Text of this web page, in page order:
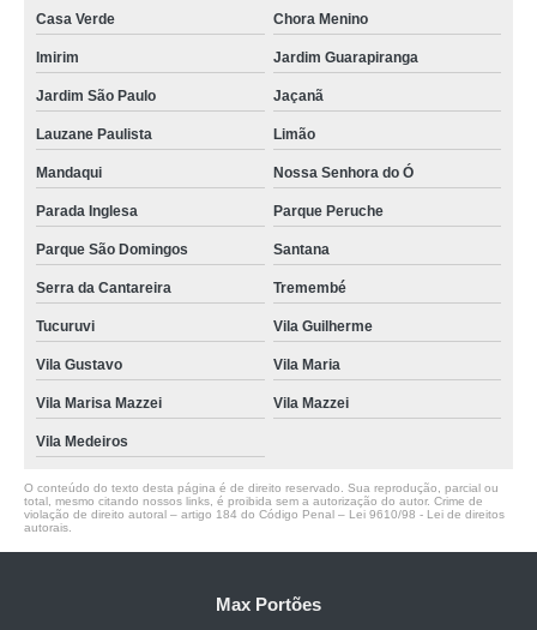
Casa Verde Chora Menino
Imirim Jardim Guarapiranga
Jardim São Paulo Jaçanã
Lauzane Paulista Limão
Mandaqui Nossa Senhora do Ó
Parada Inglesa Parque Peruche
Parque São Domingos Santana
Serra da Cantareira Tremembé
Tucuruvi Vila Guilherme
Vila Gustavo Vila Maria
Vila Marisa Mazzei Vila Mazzei
Vila Medeiros
O conteúdo do texto desta página é de direito reservado. Sua reprodução, parcial ou
total, mesmo citando nossos links, é proibida sem a autorização do autor. Crime de
violação de direito autoral – artigo 184 do Código Penal – Lei 9610/98 - Lei de direitos
autorais
Max Portões